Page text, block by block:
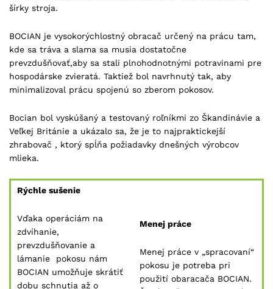
šírky stroja.
BOCIAN je vysokorýchlostný obracač určený na prácu tam,
kde sa tráva a slama sa musia dostatočne
prevzdušňovať,aby sa stali plnohodnotnými potravinami pre
hospodárske zvieratá. Taktiež bol navrhnutý tak, aby
minimalizoval prácu spojenú so zberom pokosov.
Bocian bol vyskúšaný a testovaný roľníkmi zo Škandinávie a
Veľkej Británie a ukázalo sa, že je to najpraktickejší
zhrabovač , ktorý spĺňa požiadavky dnešných výrobcov
mlieka.
Rýchle sušenie
Vďaka operáciám na
zdvíhanie,
prevzdušňovanie a
lámanie pokosu nám
BOCIAN umožňuje skrátiť
dobu schnutia až o
Menej práce
Menej práce v „spracovaní“
pokosu je potreba pri
použití obaracača BOCIAN.